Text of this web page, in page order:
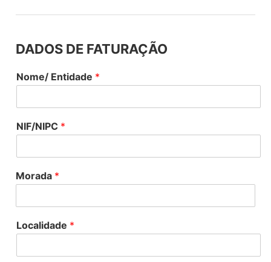
DADOS DE FATURAÇÃO
Nome/ Entidade *
NIF/NIPC *
Morada *
Localidade *